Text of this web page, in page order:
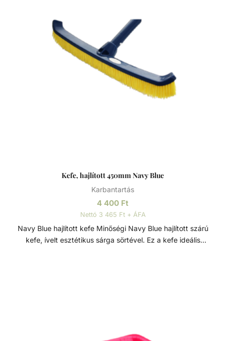
Kefe, hajlított 450mm Navy Blue
Karbantartás
4 400 Ft
Nettó 3 465 Ft + ÁFA
Navy Blue hajlított kefe Minőségi Navy Blue hajlított szárú
kefe, ívelt esztétikus sárga sörtével. Ez a kefe ideális
Polipropilén (PP) - Fej hossza: 450 mm